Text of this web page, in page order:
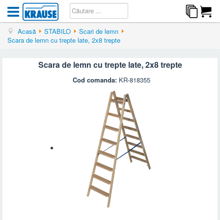
Acasă STABILO
Scari de lemn
Scara de lemn cu trepte late, 2x8 trepte
Scara de lemn cu trepte late, 2x8 trepte
Cod comanda: KR-818355